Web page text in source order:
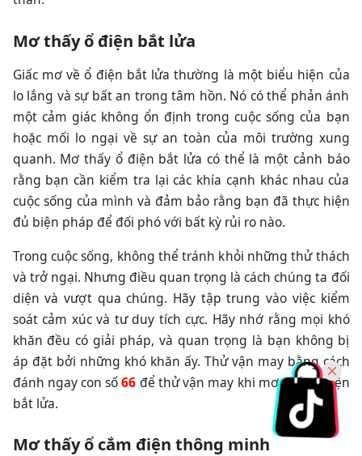
Mơ thấy ổ điện bắt lửa
Giấc mơ về ổ điện bắt lửa thường là một biểu hiện của
lo lắng và sự bất an trong tâm hồn. Nó có thể phản ánh
một cảm giác không ổn định trong cuộc sống của bạn
hoặc mối lo ngại về sự an toàn của môi trường xung
quanh. Mơ thấy ổ điện bắt lửa có thể là một cảnh báo
rằng bạn cần kiểm tra lại các khía cạnh khác nhau của
cuộc sống của mình và đảm bảo rằng bạn đã thực hiện
đủ biện pháp để đối phó với bất kỳ rủi ro nào.
Trong cuộc sống, không thể tránh khỏi những thử thách
và trở ngại. Nhưng điều quan trọng là cách chúng ta đối
diện và vượt qua chúng. Hãy tập trung vào việc kiểm
soát cảm xúc và tư duy tích cực. Hãy nhớ rằng mọi khó
khăn đều có giải pháp, và quan trọng là bạn không bị
áp đặt bởi những khó khăn ấy. Thử vận may bằng cách
đánh ngay con số66 để thử vận may khi mơ thấy ổ điện
bắt lửa.
Mơ thấy ổ cắm điện thông minh